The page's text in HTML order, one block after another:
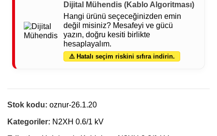
Dijital Mühendis (Kablo Algoritması)
Hangi ürünü seçeceğinizden emin
değil misiniz? Mesafeyi ve gücü
yazın, doğru kesiti birlikte
hesaplayalım.
⚠️ Hatalı seçim riskini sıfıra indirin.
Stok kodu: oznur-26.1.20
Kategoriler: N2XH 0.6/1 kV